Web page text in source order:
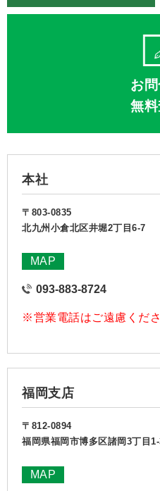
お
無
本社
〒803-0835
北九州小倉北区井堀2丁目6-7
MAP
093-883-8724
※営業電話はご遠慮くだ
福岡支店
〒812-0894
福岡県福岡市博多区諸岡3丁目
MAP